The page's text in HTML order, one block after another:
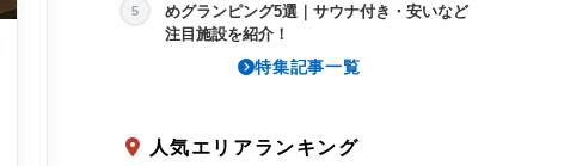
5
めグランピング5選｜サウナ付き・安いなど
注目施設を紹介！
特集記事一覧
人気エリアランキング